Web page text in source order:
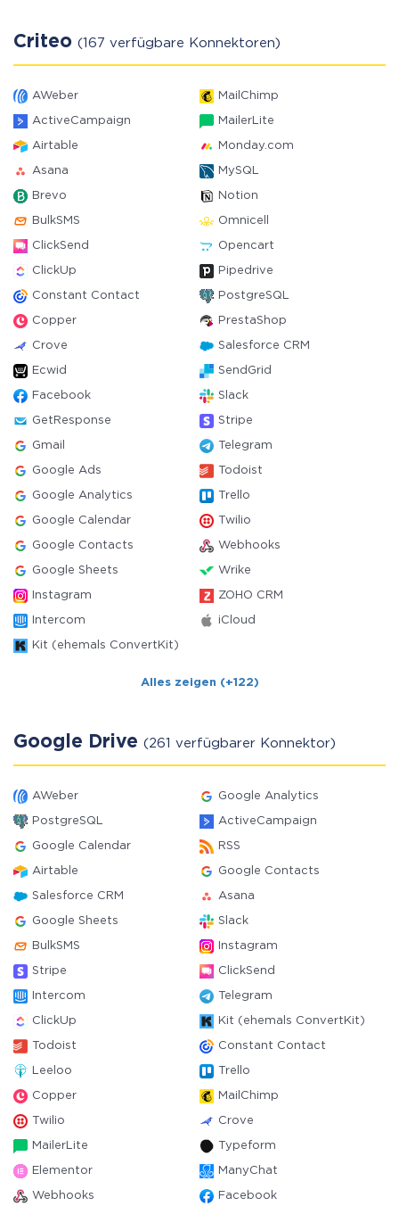
Criteo (167 verfügbare Konnektoren)
AWeber MailChimp
ActiveCampaign MailerLite
Airtable Monday.com
Asana MySQL
Brevo Notion
BulkSMS Omnicell
ClickSend Opencart
ClickUp Pipedrive
Constant Contact PostgreSQL
Copper PrestaShop
Crove Salesforce CRM
Ecwid SendGrid
Facebook Slack
GetResponse Stripe
Gmail Telegram
Google Ads Todoist
Google Analytics Trello
Google Calendar Twilio
Google Contacts Webhooks
Google Sheets Wrike
Instagram ZOHO CRM
Intercom iCloud
Kit (ehemals ConvertKit)
Alles zeigen (+122)
Google Drive (261 verfügbarer Konnektor)
AWeber Google Analytics
PostgreSQL ActiveCampaign
Google Calendar RSS
Airtable Google Contacts
Salesforce CRM Asana
Google Sheets Slack
BulkSMS Instagram
Stripe ClickSend
Intercom Telegram
ClickUp Kit (ehemals ConvertKit)
Todoist Constant Contact
Leeloo Trello
Copper MailChimp
Twilio Crove
MailerLite Typeform
Elementor ManyChat
Webhooks Facebook